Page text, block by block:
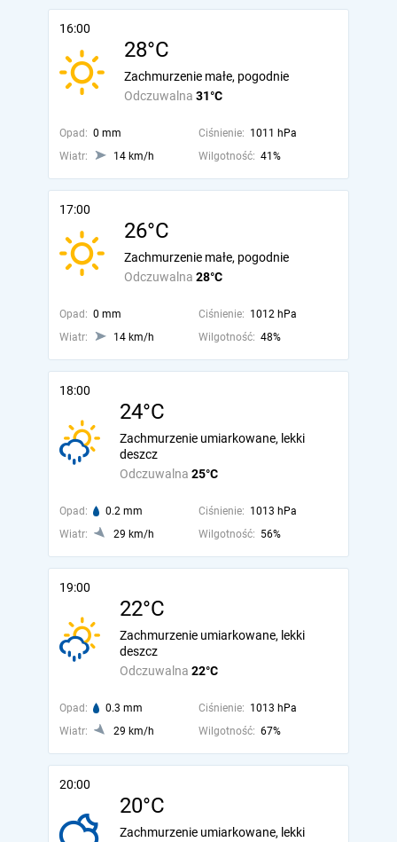
16:00
28°C
Odczuwalna 31°C
Zachmurzenie małe, pogodnie
Opad: 0 mm Ciśnienie: 1011 hPa
Wiatr:
14 km/h Wilgotność: 41%
17:00
26°C
Odczuwalna 28°C
Zachmurzenie małe, pogodnie
Opad: 0 mm Ciśnienie: 1012 hPa
Wiatr:
14 km/h Wilgotność: 48%
18:00
24°C
Odczuwalna 25°C
Zachmurzenie umiarkowane, lekki
deszcz
Opad: 0.2 mm Ciśnienie: 1013 hPa
Wiatr:
29 km/h Wilgotność: 56%
19:00
22°C
Odczuwalna 22°C
Zachmurzenie umiarkowane, lekki
deszcz
Opad: 0.3 mm Ciśnienie: 1013 hPa
Wiatr:
29 km/h Wilgotność: 67%
20:00
20°C
Zachmurzenie umiarkowane, lekki